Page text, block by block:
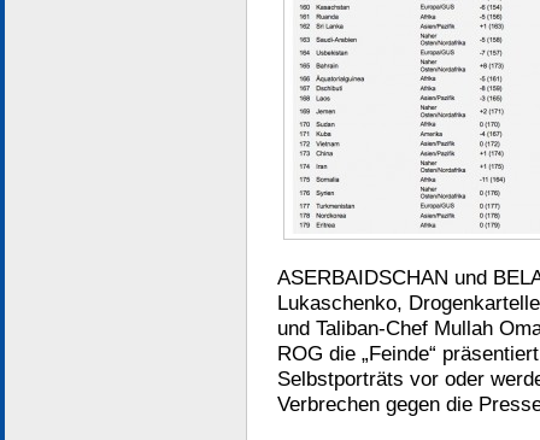
ASERBAIDSCHAN und
Lukaschenko,
und Taliban-Chef Mullah
ROG die „Feinde“
Selbstporträts vor oder
Verbrechen gegen die